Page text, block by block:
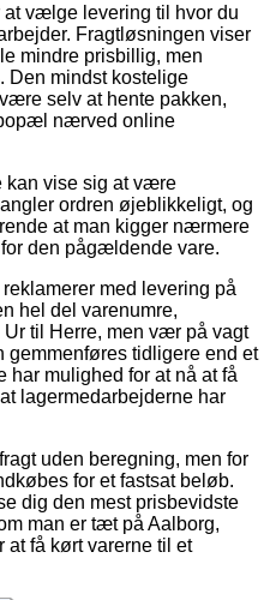
vælge levering til hvor du
Fragtløsningen viser
mindre prisbillig, men
Den mindst kostelige
selv at hente pakken,
nærved online
kan vise sig at være
ordren øjeblikkeligt, og
at man kigger nærmere
den pågældende vare.
med levering på
hel del varenumre,
til Herre, men vær på vagt
tidligere end et
mulighed for at nå at få
lagermedarbejderne har
uden beregning, men for
for et fastsat beløb.
dig den mest prisbevidste
man er tæt på Aalborg,
at få kørt varerne til et